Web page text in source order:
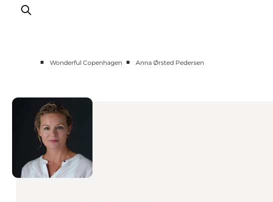
Samarbejd med os
Turismeviden
Om Wonderful Copenhagen
■ Wonderful Copenhagen ■ Anna Ørsted Pedersen